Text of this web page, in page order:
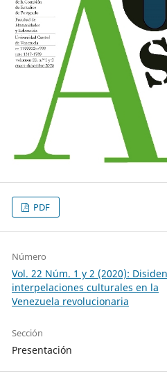
PDF
Número
Vol. 22 Núm. 1 y 2 (2020):
interpelaciones culturales en la
Venezuela revolucionaria
Sección
Presentación